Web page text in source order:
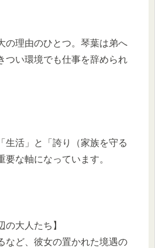
の理由のひとつ。琴葉は弟へ
つい環境でも仕事を辞められ
生活」と「誇り（家族を守る
な軸になっています。
の大人たち】
など、彼女の置かれた境遇の